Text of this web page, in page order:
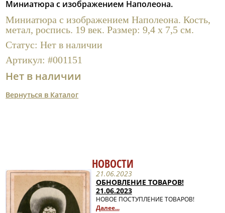
Полезные ссылки
Миниатюра с изображением Наполеона.
Миниатюра с изображением Наполеона. Кость,
метал, роспись. 19 век. Размер: 9,4 х 7,5 см.
Статус:Нет в наличии
Артикул:#001151
Нет в наличии
Вернуться в Каталог
НОВОСТИ
21.06.2023
ОБНОВЛЕНИЕ ТОВАРОВ!
21.06.2023
НОВОЕ ПОСТУПЛЕНИЕ ТОВАРОВ!
Далее...